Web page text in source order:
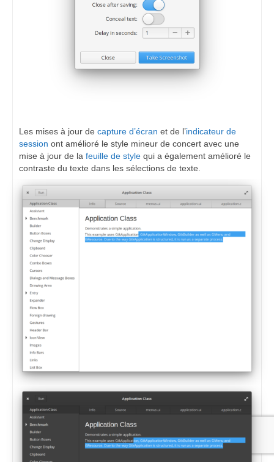
Les mises à jour de capture d’écran et de l’indicateur de
session ont amélioré le style mineur de concert avec une
mise à jour de la feuille de style qui a également amélioré le
contraste du texte dans les sélections de texte.